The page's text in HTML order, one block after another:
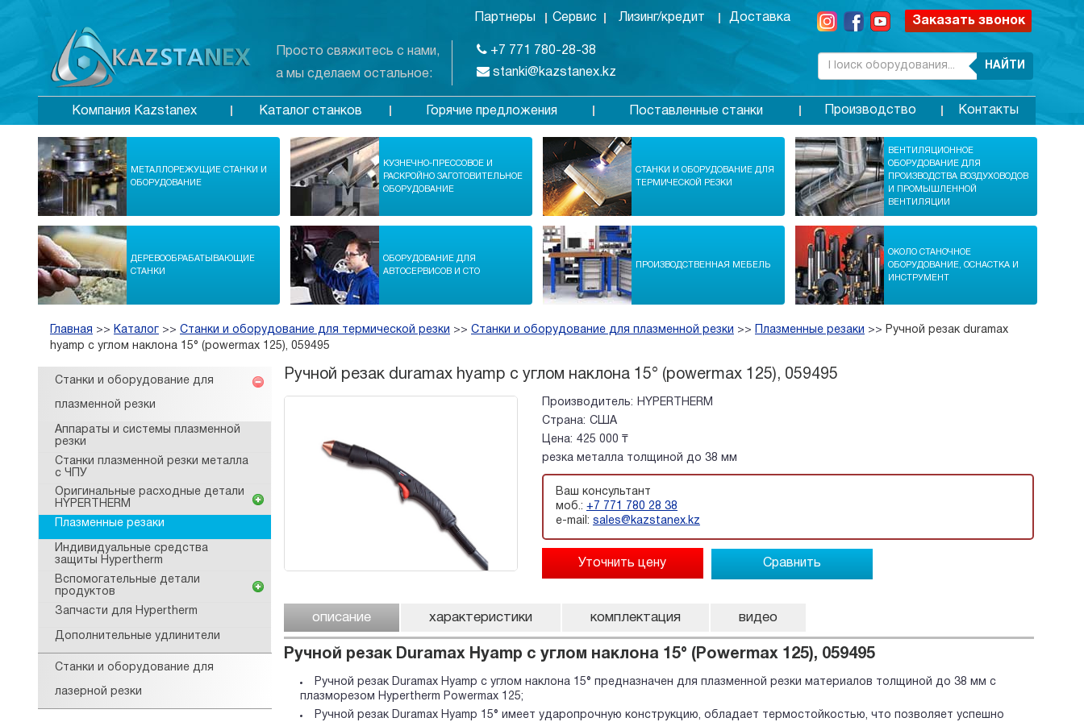
Просто свяжитесь с нами,
а мы сделаем остальное:
Партнеры Сервис Лизинг/кредит Доставка
+7 771 780-28-38
stanki@kazstanex.kz
Заказать звонок
НАЙТИ
Компания Kazstanex Каталог станков Горячие предложения Поставленные станки Производство Контакты
МЕТАЛЛОРЕЖУЩИЕ СТАНКИ И
ОБОРУДОВАНИЕ
КУЗНЕЧНО-ПРЕССОВОЕ И
РАСКРОЙНО ЗАГОТОВИТЕЛЬНОЕ
ОБОРУДОВАНИЕ
СТАНКИ И ОБОРУДОВАНИЕ ДЛЯ
ТЕРМИЧЕСКОЙ РЕЗКИ
ВЕНТИЛЯЦИОННОЕ
ОБОРУДОВАНИЕ ДЛЯ
ПРОИЗВОДСТВА ВОЗДУХОВОДОВ
И ПРОМЫШЛЕННОЙ
ВЕНТИЛЯЦИИ
ДЕРЕВООБРАБАТЫВАЮЩИЕ
СТАНКИ
ОБОРУДОВАНИЕ ДЛЯ
АВТОСЕРВИСОВ И СТО
ПРОИЗВОДСТВЕННАЯ МЕБЕЛЬ
ОКОЛО СТАНОЧНОЕ
ОБОРУДОВАНИЕ, ОСНАСТКА И
ИНСТРУМЕНТ
Главная >> Каталог >> Станки и оборудование для термической резки >> Станки и оборудование для плазменной резки >> Плазменные резаки >> Ручной резак duramax
hyamp с углом наклона 15° (powermax 125), 059495
Станки и оборудование для
плазменной резки
Аппараты и системы плазменной
резки
Станки плазменной резки металла
с ЧПУ
Оригинальные расходные детали
HYPERTHERM
Плазменные резаки
Индивидуальные средства
защиты Hypertherm
Вспомогательные детали
продуктов
Запчасти для Hypertherm
Дополнительные удлинители
Станки и оборудование для
лазерной резки
Ручной резак duramax hyamp с углом наклона 15° (powermax 125), 059495
Производитель:
HYPERTHERM
Страна: США
Цена: 425 000 ₸
резка металла толщиной до 38 мм
Ваш консультант
моб.: +7 771 780 28 38
e-mail: sales@kazstanex.kz
Сравнить
описание характеристики комплектация видео
Ручной резак Duramax Hyamp с углом наклона 15° (Powermax 125), 059495
Ручной резак Duramax Hyamp с углом наклона 15° предназначен для плазменной резки материалов толщиной до 38 мм с
плазморезом Hypertherm Powermax 125;
Ручной резак Duramax Hyamp 15° имеет ударопрочную конструкцию, обладает термостойкостью, что позволяет успешно